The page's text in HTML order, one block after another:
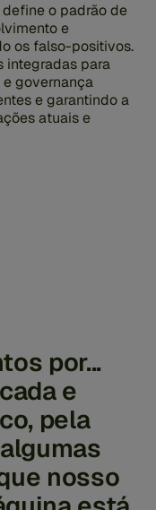
o padrão de
e
os falso-positivos.
integradas para
governança
e garantindo a
atuais e
por...
e
pela
nosso